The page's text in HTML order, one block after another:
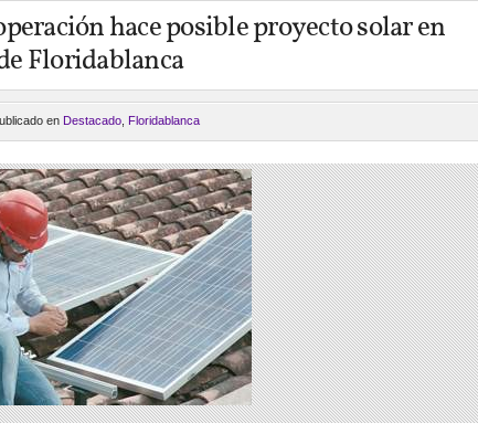
hace posible proyecto solar en
Floridablanca
en Destacado Floridablanca